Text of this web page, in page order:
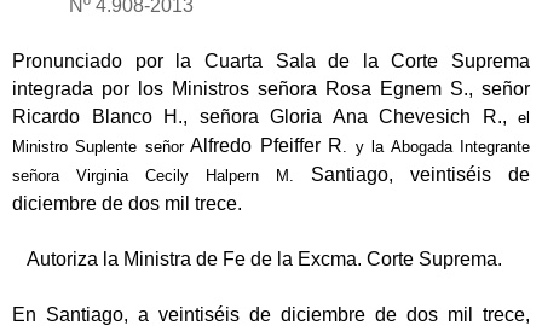
Nº 4.908-2013
Pronunciado por la Cuarta Sala de la Corte Suprema
integrada por los Ministros señora Rosa Egnem S., señor
Ricardo Blanco H., señora Gloria Ana Chevesich R., el
Ministro Suplente señorAlfredo Pfeiffer R . y la Abogada Integrante
señora Virginia Cecily Halpern M. Santiago, veintiséis de
diciembre de dos mil trece.
Autoriza la Ministra de Fe de la Excma. Corte Suprema.
En Santiago, a veintiséis de diciembre de dos mil trece,